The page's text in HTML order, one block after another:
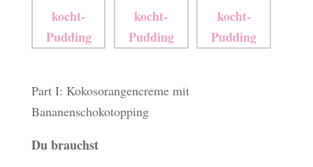
Part I: Kokosorangencreme mit
Bananenschokotopping
Du brauchst